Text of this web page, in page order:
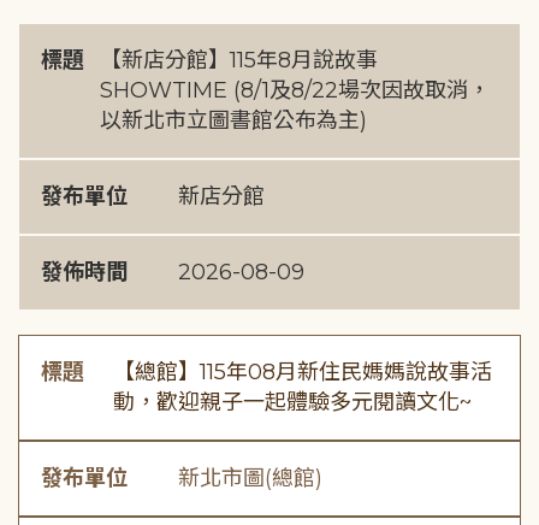
標題
【新店分館】115年8月說故事
SHOWTIME (8/1及8/22場次因故取消，
以新北市立圖書館公布為主)
發布單位 新店分館
發佈時間 2026-08-09
標題
【總館】115年08月新住民媽媽說故事活
動，歡迎親子一起體驗多元閱讀文化~
發布單位 新北市圖(總館)